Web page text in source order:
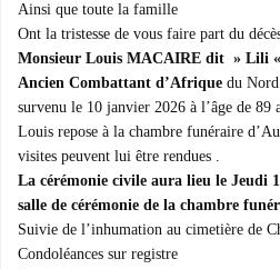
Ainsi que toute la famille
Ont la tristesse de vous faire part du
Monsieur Louis MACAIRE dit » Lili «
Ancien Combattant d’Afrique du Nord
survenu le 10 janvier 2026 à l’âge de 89
Louis repose à la chambre funéraire
visites peuvent lui être rendues .
La cérémonie civile aura lieu le Jeudi
salle de cérémonie de la chambre
Suivie de l’inhumation au cimetière de
Condoléances sur registre